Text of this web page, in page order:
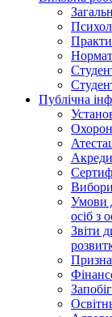
Публічна
Умови
осіб з
Звіти